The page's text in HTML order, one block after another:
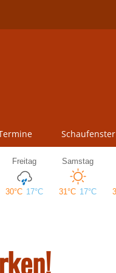
Schaufenster